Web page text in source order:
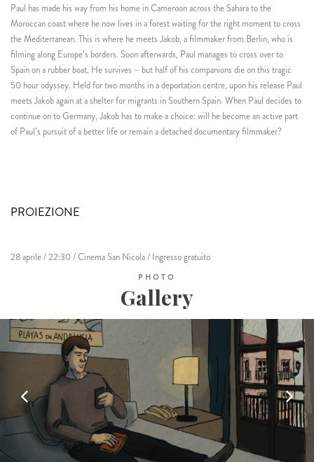
Paul has made his way from his home in Cameroon across the Sahara to the
Moroccan coast where he now lives in a forest waiting for the right moment to cross
the Mediterranean. This is where he meets Jakob, a filmmaker from Berlin, who is
filming along Europe’s borders. Soon afterwards, Paul manages to cross over to
Spain on a rubber boat. He survives – but half of his companions die on this tragic
50 hour odyssey. Held for two months in a deportation centre, upon his release Paul
meets Jakob again at a shelter for migrants in Southern Spain. When Paul decides to
continue on to Germany, Jakob has to make a choice: will he become an active part
of Paul’s pursuit of a better life or remain a detached documentary filmmaker?
PROIEZIONE
28 aprile / 22:30 / Cinema San Nicola / Ingresso gratuito
PHOTO
Gallery